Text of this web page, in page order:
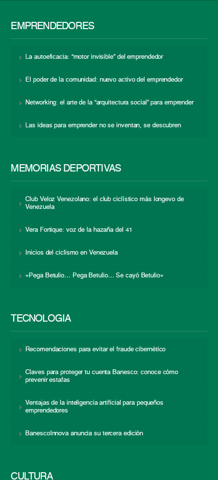
EMPRENDEDORES
La autoeficacia: “motor invisible” del emprendedor
El poder de la comunidad: nuevo activo del emprendedor
Networking: el arte de la “arquitectura social” para emprender
Las ideas para emprender no se inventan, se descubren
MEMORIAS DEPORTIVAS
Club Veloz Venezolano: el club ciclístico más longevo de
Venezuela
Vera Fortique: voz de la hazaña del 41
Inicios del ciclismo en Venezuela
«Pega Betulio… Pega Betulio… Se cayó Betulio»
TECNOLOGÍA
Recomendaciones para evitar el fraude cibernético
Claves para proteger tu cuenta Banesco: conoce cómo
prevenir estafas
Ventajas de la inteligencia artificial para pequeños
emprendedores
BanescoInnova anuncia su tercera edición
CULTURA